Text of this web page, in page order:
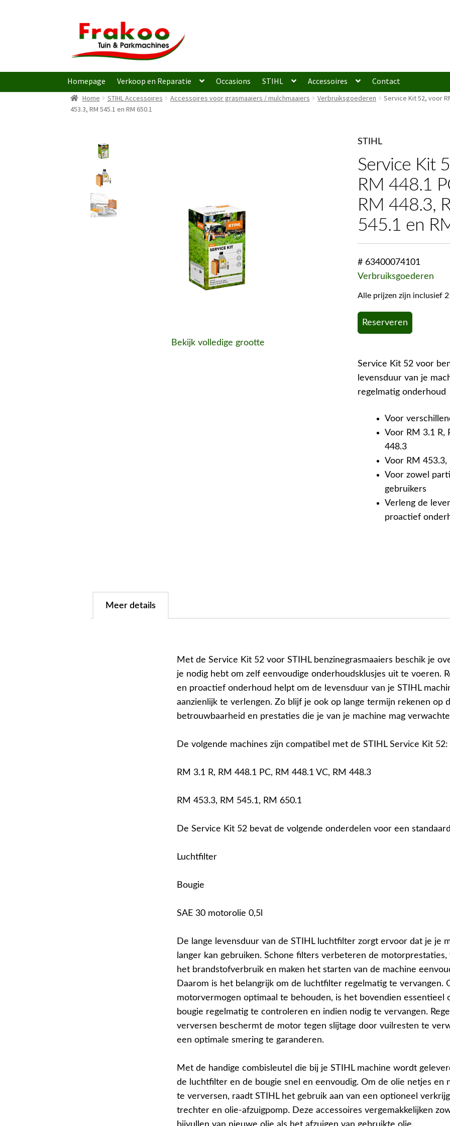
door
naar
naar
de
Homepage Verkoop en Reparatie Occasions STIHL Accessoires Contact
Home STIHL Accessoires Accessoires voor grasmaaiers / mulchmaaiers Verbruiksgoederen
Service Kit 52, voor
453.3, RM 545.1 en RM 650.1
Bekijk volledige grootte
STIHL
Service Kit
RM 448.1
RM 448.3,
545.1 en
# 63400074101
Verbruiksgoederen
Alle prijzen zijn inclusief
Reserveren
Service Kit 52 voor
levensduur van je
regelmatig onderhoud
Voor
Voor RM 3.1 R,
448.3
Voor RM 453.3,
Voor zowel
gebruikers
Verleng de
proactief
Meer details
Met de Service Kit 52 voor STIHL benzinegrasmaaiers beschik je
je nodig hebt om zelf eenvoudige onderhoudsklusjes uit te voeren.
en proactief onderhoud helpt om de levensduur van je STIHL
aanzienlijk te verlengen. Zo blijf je ook op lange termijn rekenen op
betrouwbaarheid en prestaties die je van je machine mag
De volgende machines zijn compatibel met de STIHL Service Kit 52:
RM 3.1 R, RM 448.1 PC, RM 448.1 VC, RM 448.3
RM 453.3, RM 545.1, RM 650.1
De Service Kit 52 bevat de volgende onderdelen voor een
Luchtfilter
Bougie
SAE 30 motorolie 0,5l
De lange levensduur van de STIHL luchtfilter zorgt ervoor dat je je
langer kan gebruiken. Schone filters verbeteren de motorprestaties,
het brandstofverbruik en maken het starten van de machine
Daarom is het belangrijk om de luchtfilter regelmatig te vervangen.
motorvermogen optimaal te behouden, is het bovendien essentieel
bougie regelmatig te controleren en indien nodig te vervangen.
verversen beschermt de motor tegen slijtage door vuilresten te
een optimale smering te garanderen.
Met de handige combisleutel die bij je STIHL machine wordt
de luchtfilter en de bougie snel en eenvoudig. Om de olie netjes en
te verversen, raadt STIHL het gebruik aan van een optioneel
trechter en olie-afzuigpomp. Deze accessoires vergemakkelijken